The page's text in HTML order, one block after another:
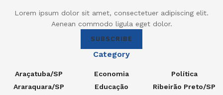
Lorem ipsum dolor sit amet, consectetuer adipiscing elit.
Aenean commodo ligula eget dolor.
SUBSCRIBE
Category
Araçatuba/SP
Araraquara/SP
Economia
Educação
Política
Ribeirão Preto/SP